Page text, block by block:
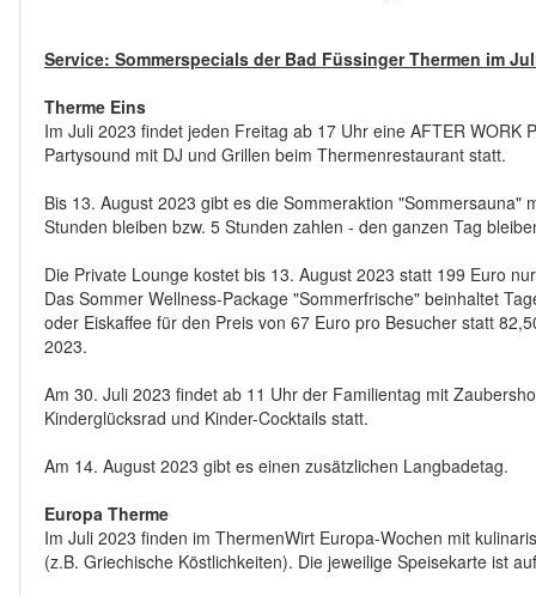
Service: Sommerspecials der Bad Füssinger Thermen im
Therme Eins
Im Juli 2023 findet jeden Freitag ab 17 Uhr eine AFTER WORK
Partysound mit DJ und Grillen beim Thermenrestaurant statt.
Bis 13. August 2023 gibt es die Sommeraktion "Sommersauna"
Stunden bleiben bzw. 5 Stunden zahlen - den ganzen Tag
Die Private Lounge kostet bis 13. August 2023 statt 199 Euro
Das Sommer Wellness-Package "Sommerfrische" beinhaltet
oder Eiskaffee für den Preis von 67 Euro pro Besucher statt
2023.
Am 30. Juli 2023 findet ab 11 Uhr der Familientag mit
Kinderglücksrad und Kinder-Cocktails statt.
Am 14. August 2023 gibt es einen zusätzlichen Langbadetag.
Europa Therme
Im Juli 2023 finden im ThermenWirt Europa-Wochen mit
(z.B. Griechische Köstlichkeiten). Die jeweilige Speisekarte ist